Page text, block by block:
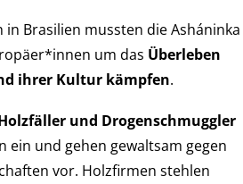
in Brasilien mussten die Asháninka
um das Überleben
ihrer Kultur kämpfen.
und Drogenschmuggler
ein und gehen gewaltsam gegen
vor. Holzfirmen stehlen